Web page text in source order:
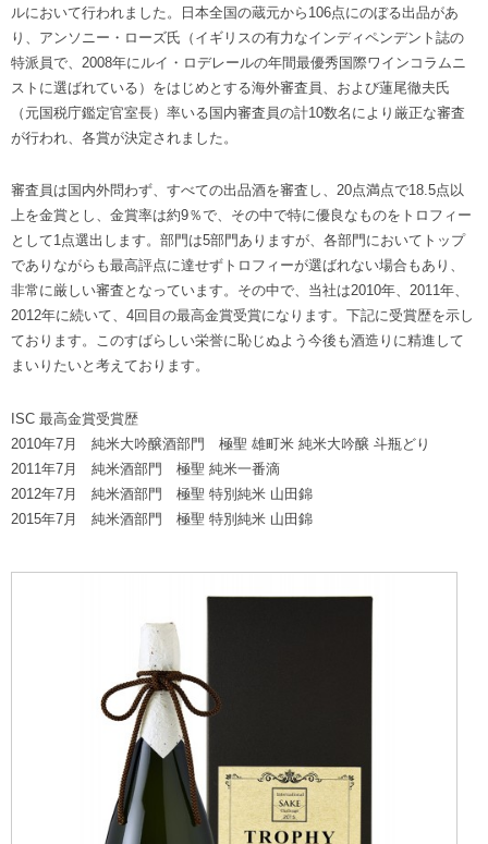
ルにおいて行われました。日本全国の蔵元から106点にのぼる出品があ
り、アンソニー・ローズ氏（イギリスの有力なインディペンデント誌の
特派員で、2008年にルイ・ロデレールの年間最優秀国際ワインコラムニ
ストに選ばれている）をはじめとする海外審査員、および蓮尾徹夫氏
（元国税庁鑑定官室長）率いる国内審査員の計10数名により厳正な審査
が行われ、各賞が決定されました。
審査員は国内外問わず、すべての出品酒を審査し、20点満点で18.5点以
上を金賞とし、金賞率は約9％で、その中で特に優良なものをトロフィー
として1点選出します。部門は5部門ありますが、各部門においてトップ
でありながらも最高評点に達せずトロフィーが選ばれない場合もあり、
非常に厳しい審査となっています。その中で、当社は2010年、2011年、
2012年に続いて、4回目の最高金賞受賞になります。下記に受賞歴を示し
ております。このすばらしい栄誉に恥じぬよう今後も酒造りに精進して
まいりたいと考えております。
ISC 最高金賞受賞歴
2010年7月 純米大吟醸酒部門 極聖 雄町米 純米大吟醸 斗瓶どり
2011年7月 純米酒部門 極聖 純米一番滴
2012年7月 純米酒部門 極聖 特別純米 山田錦
2015年7月 純米酒部門 極聖 特別純米 山田錦